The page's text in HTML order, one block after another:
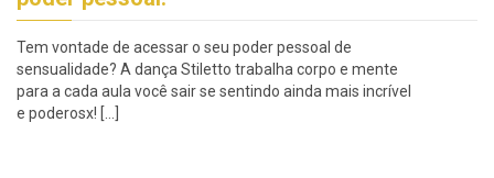
Tem vontade de acessar o seu poder pessoal de
sensualidade? A dança Stiletto trabalha corpo e mente
para a cada aula você sair se sentindo ainda mais incrível
e poderosx! […]